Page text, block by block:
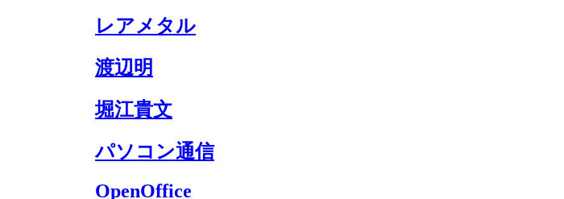
レアメタル
渡辺明
堀江貴文
パソコン通信
OpenOffice